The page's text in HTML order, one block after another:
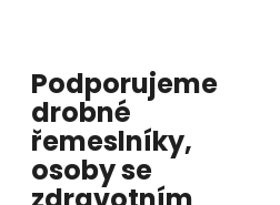
Podporujeme
drobné
řemeslníky,
osoby se